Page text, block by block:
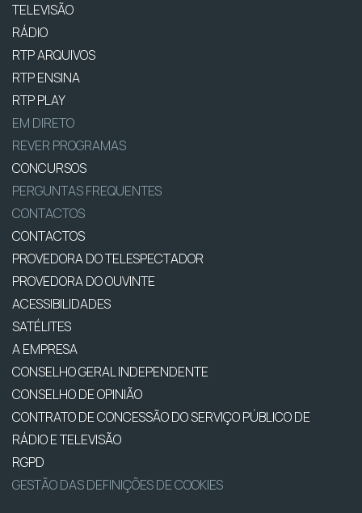
TELEVISÃO
RÁDIO
RTP ARQUIVOS
RTP ENSINA
RTP PLAY
EM DIRETO
REVER PROGRAMAS
CONCURSOS
PERGUNTAS FREQUENTES
CONTACTOS
CONTACTOS
PROVEDORA DO TELESPECTADOR
PROVEDORA DO OUVINTE
ACESSIBILIDADES
SATÉLITES
A EMPRESA
CONSELHO GERAL INDEPENDENTE
CONSELHO DE OPINIÃO
CONTRATO DE CONCESSÃO DO SERVIÇO PÚBLICO DE
RÁDIO E TELEVISÃO
RGPD
GESTÃO DAS DEFINIÇÕES DE COOKIES